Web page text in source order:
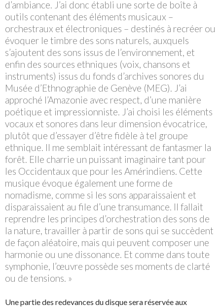
d’ambiance. J’ai donc établi une sorte de boîte à
outils contenant des éléments musicaux –
orchestraux et électroniques – destinés à recréer ou
évoquer le timbre des sons naturels, auxquels
s’ajoutent des sons issus de l’environnement, et
enfin des sources ethniques (voix, chansons et
instruments) issus du fonds d’archives sonores du
Musée d’Ethnographie de Genève (MEG). J’ai
approché l’Amazonie avec respect, d’une manière
poétique et impressionniste. J’ai choisi les éléments
vocaux et sonores dans leur dimension évocatrice,
plutôt que d’essayer d’être fidèle à tel groupe
ethnique. Il me semblait intéressant de fantasmer la
forêt. Elle charrie un puissant imaginaire tant pour
les Occidentaux que pour les Amérindiens. Cette
musique évoque également une forme de
nomadisme, comme si les sons apparaissaient et
disparaissaient au file d’une transumance. Il fallait
reprendre les principes d’orchestration des sons de
la nature, travailler à partir de sons qui se succèdent
de façon aléatoire, mais qui peuvent composer une
harmonie ou une dissonance. Et comme dans toute
symphonie, l’œuvre possède ses moments de clarté
ou de tensions. »
Une partie des redevances du disque sera réservée aux